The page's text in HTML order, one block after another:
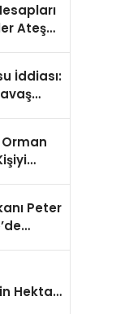
Ateş
İddiası:
Peter
Hektar